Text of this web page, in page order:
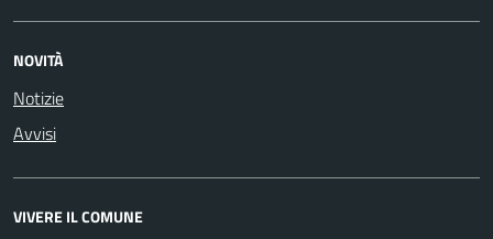
NOVITÀ
Notizie
Avvisi
VIVERE IL COMUNE